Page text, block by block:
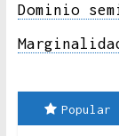
Dominio
Popular